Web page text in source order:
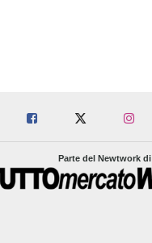
Parte del Newtwork di